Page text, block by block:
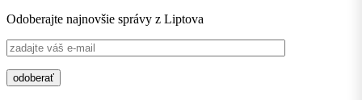
Odoberajte najnovšie správy z Liptova